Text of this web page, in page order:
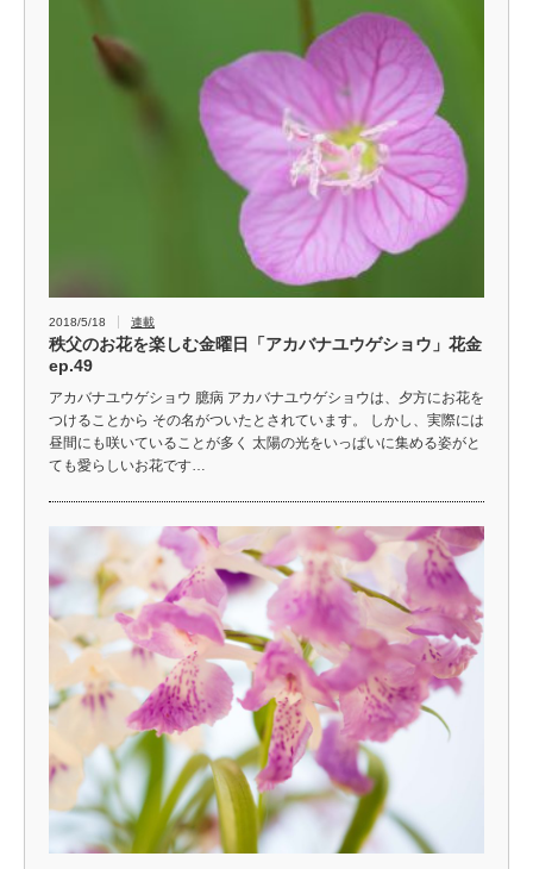
2018/5/18 連載
秩父のお花を楽しむ金曜日「アカバナユウゲショウ」花金
ep.49
アカバナユウゲショウ 臆病 アカバナユウゲショウは、夕方にお花を
つけることから その名がついたとされています。 しかし、実際には
昼間にも咲いていることが多く 太陽の光をいっぱいに集める姿がと
ても愛らしいお花です…